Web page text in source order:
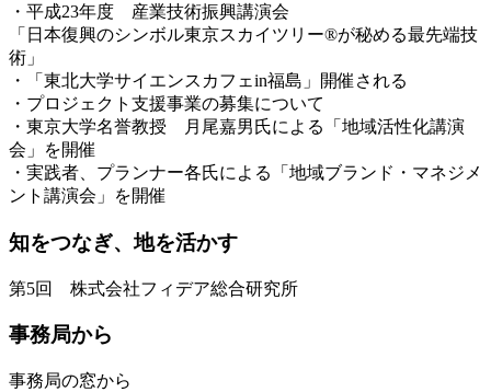
・平成23年度 産業技術振興講演会
「日本復興のシンボル東京スカイツリー®が秘める最先端技
術」
・「東北大学サイエンスカフェin福島」開催される
・プロジェクト支援事業の募集について
・東京大学名誉教授 月尾嘉男氏による「地域活性化講演
会」を開催
・実践者、プランナー各氏による「地域ブランド・マネジメ
ント講演会」を開催
知をつなぎ、地を活かす
第5回 株式会社フィデア総合研究所
事務局から
事務局の窓から